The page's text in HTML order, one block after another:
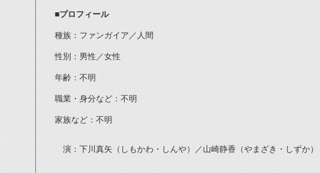
■プロフィール
種族：ファンガイア／人間
性別：男性／女性
年齢：不明
職業・身分など：不明
家族など：不明
演：下川真矢（しもかわ・しんや）／山崎静香（やまざき・しずか）